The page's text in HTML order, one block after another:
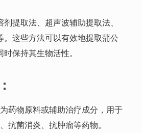
提取法、超声波辅助提取法、
。这些方法可以有效地提取蒲公
保持其生物活性。
药物原料或辅助治疗成分，用于
抗菌消炎、抗肿瘤等药物。